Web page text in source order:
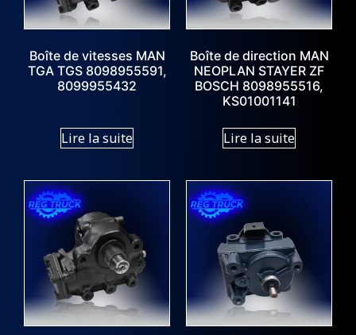
Boîte de vitesses MAN
TGA TGS 8098955591,
8099955432
Lire la suite
Boîte de direction MAN
NEOPLAN STAYER ZF
BOSCH 8098955516,
KS01001141
Lire la suite